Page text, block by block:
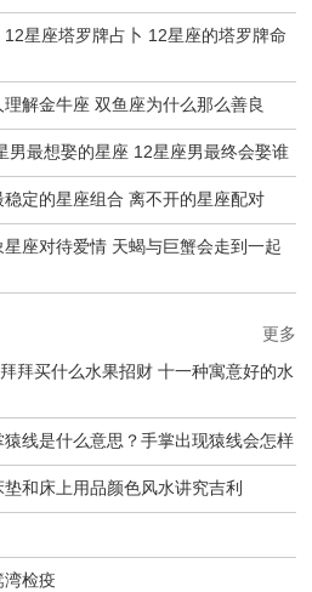
星座塔罗牌占卜 12星座的塔罗牌命
解金牛座 双鱼座为什么那么善良
男最想娶的星座 12星座男最终会娶谁
定的星座组合 离不开的星座配对
座对待爱情 天蝎与巨蟹会走到一起
拜买什么水果招财 十一种寓意好的水
线是什么意思？手掌出现猿线会怎样
和床上用品颜色风水讲究吉利
湾检疫
更多